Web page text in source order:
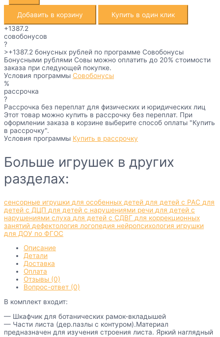
Добавить в корзину
Купить в один клик
+1387.2
совобонусов
?
>+1387.2 бонусных рублей по программе Совобонусы
Бонусными рублями Совы можно оплатить до 20% стоимости
заказа при следующей покупке.
Условия программы Совобонусы
%
рассрочка
?
Рассрочка без переплат для физических и юридических лиц
Этот товар можно купить в рассрочку без переплат. При
оформлении заказа в корзине выберите способ оплаты "Купить
в рассрочку".
Условия программы Купить в рассрочку
Больше игрушек в других
разделах:
сенсорные игрушки для особенных детей для детей с РАС для
детей с ДЦП для детей с нарушениями речи для детей с
нарушениями слуха для детей с СДВГ для коррекционных
занятий дефектология логопедия нейропсихология игрушки
для ДОУ по ФГОС
Описание
Детали
Доставка
Оплата
Отзывы (0)
Вопрос-ответ (0)
В комплект входит:
— Шкафчик для ботанических рамок-вкладышей
— Части листа (дер.пазлы с контуром).Материал
предназначен для изучения строения листа. Яркий наглядный